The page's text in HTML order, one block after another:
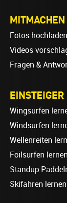
MITMACHEN
Fotos hochladen
Videos
Fragen &
EINSTEIGER
Wingsurfen
Windsurfen
Wellenreiten
Foilsurfen lernen
Standup
Skifahren lernen